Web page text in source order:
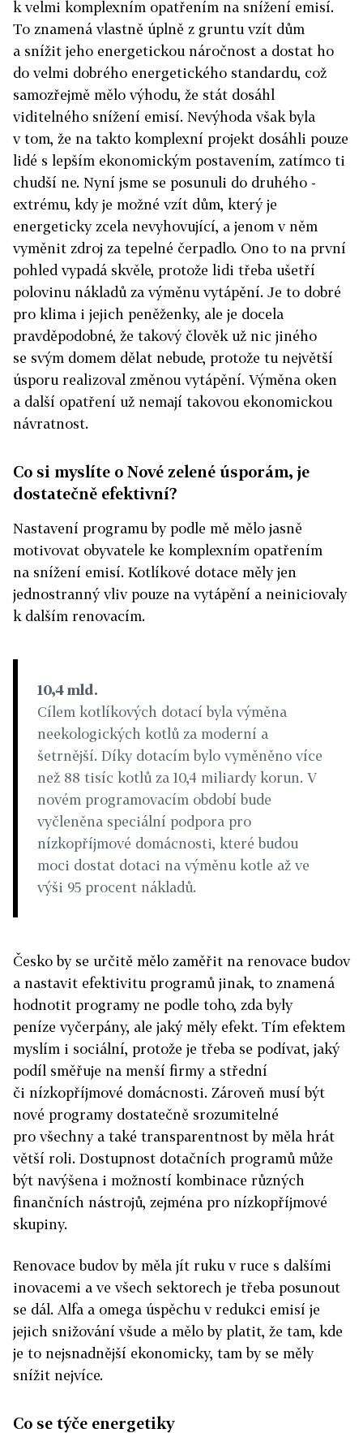
k velmi komplexním opatřením na snížení emisí.
To znamená vlastně úplně z gruntu vzít dům
a snížit jeho energetickou náročnost a dostat ho
do velmi dobrého energetického standardu, což
samozřejmě mělo výhodu, že stát dosáhl
viditelného snížení emisí. Nevýhoda však byla
v tom, že na takto komplexní projekt dosáhli pouze
lidé s lepším ekonomickým postavením, zatímco ti
chudší ne. Nyní jsme se posunuli do druhého ­
extrému, kdy je možné vzít dům, který je
energeticky zcela nevyhovující, a jenom v něm
vyměnit zdroj za tepelné čerpadlo. Ono to na první
pohled ­vypadá skvěle, protože lidi třeba ušetří
polovinu nákladů za výměnu vytápění. Je to dobré
pro klima i jejich peněženky, ale je docela
pravděpodobné, že takový člověk už nic jiného
se svým domem dělat nebude, protože tu největší
úsporu realizoval změnou vytápění. Výměna oken
a další opatření už nemají takovou ekonomickou
návratnost.
Co si myslíte o Nové zelené úsporám, je
dostatečně efektivní?
Nastavení programu by podle mě mělo jasně
motivovat obyvatele ke komplexním opatřením
na snížení emisí. Kotlíkové dotace měly jen
jednostranný vliv pouze na vytápění a neiniciovaly
k dalším renovacím.
10,4 mld.
Cílem kotlíkových dotací byla výměna
neekolo­gických kotlů za moderní a
šetrnější. Díky dotacím bylo vyměněno více
než 88 tisíc kotlů za 10,4 mi­liardy korun. V
novém programovacím období bude
vyčleněna speciální podpora pro
nízkopříjmové domácnosti, které budou
moci dostat dotaci na výměnu kotle až ve
výši 95 procent nákladů.
Česko by se určitě mělo zaměřit na renovace budov
a nastavit efektivitu programů jinak, to znamená
hodnotit programy ne podle toho, zda byly
peníze vyčerpány, ale jaký měly efekt. Tím efektem
myslím i sociální, protože je třeba se podívat, jaký
podíl směřuje na menší firmy a střední
či nízkopříjmové domácnosti. Zároveň musí být
nové programy dostatečně srozumitelné
pro všechny a také transparentnost by měla hrát
větší roli. Dostupnost dotačních programů může
být navýšena i možností kombinace různých
finančních nástrojů, zejména pro nízkopříjmové
skupiny.
Renovace budov by měla jít ruku v ruce s dalšími
inovacemi a ve všech sektorech je třeba posunout
se dál. Alfa a omega úspěchu v redukci emisí je
jejich snižování všude a mělo by platit, že tam, kde
je to nejsnadnější ekonomicky, tam by se měly
snížit nejvíce.
Co se týče energetiky